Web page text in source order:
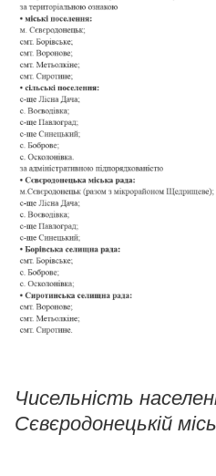
Чисельність
Сєвєродонецькій